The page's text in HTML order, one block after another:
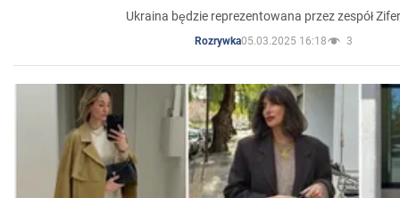
Ukraina będzie reprezentowana przez zespół
Rozrywka05.03.2025 16:18 3